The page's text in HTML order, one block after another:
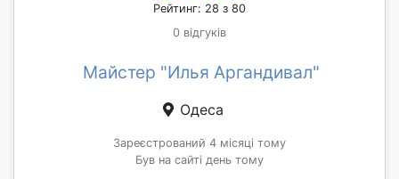
Рейтинг: 28 з 80
0 відгуків
Майстер "Илья Аргандивал"
Одеса
Зареєстрований 4 місяці тому
Був на сайті день тому